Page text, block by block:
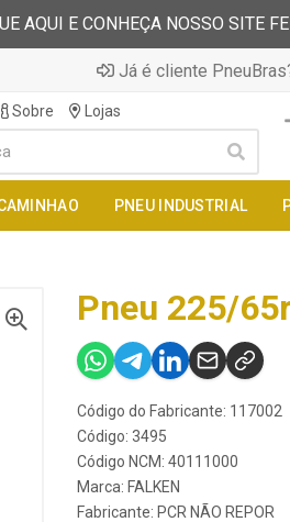
AQUI E CONHEÇA NOSSO SITE
Já é cliente
Sobre Lojas
PNEU INDUSTRIAL
Pneu 225/
Código do Fabricante: 117002
Código: 3495
Código NCM: 40111000
Marca: FALKEN
Fabricante: PCR NÃO REPOR